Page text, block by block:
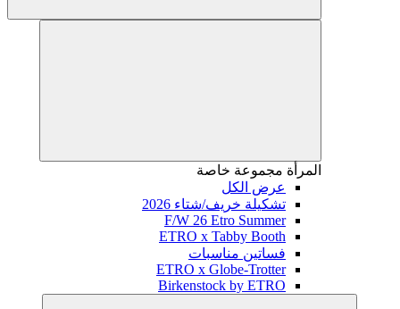
مجموعة خاصة
عرض الكل
تشكيلة خريف/شتاء 2026
F/W 26 Etro Summer
ETRO x Tabby Booth
فساتين مناسبات
ETRO x Globe-Trotter
Birkenstock by ETRO